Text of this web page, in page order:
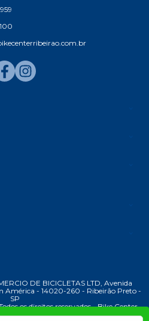
DE BICICLETAS LTD, Avenida
América - 14020-260 - Ribeirão Preto -
SP
os direitos reservados - Bike Center
- 2026